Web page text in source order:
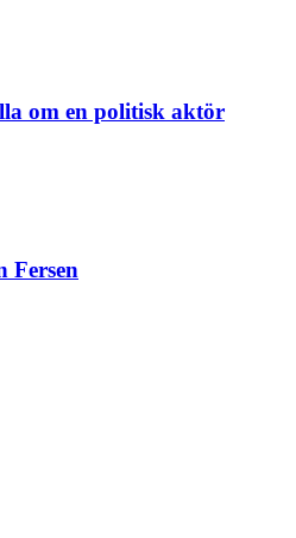
om en politisk aktör
Fersen